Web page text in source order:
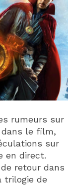
rumeurs sur
le film,
sur
en direct.
retour dans
trilogie de